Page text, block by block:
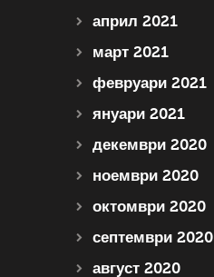
април 2021
март 2021
февруари 2021
януари 2021
декември 2020
ноември 2020
октомври 2020
септември 2020
август 2020